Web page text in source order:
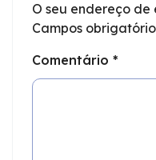
O seu endereço
Campos
Comentário *